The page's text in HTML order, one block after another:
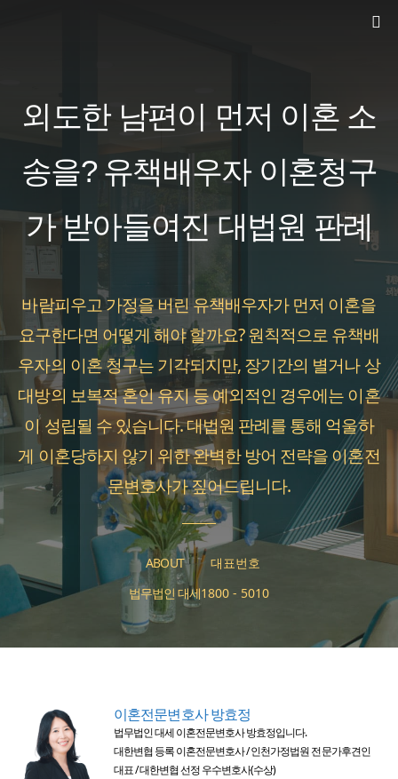
외도한 남편이 먼저 이혼 소
송을? 유책배우자 이혼청구
가 받아들여진 대법원 판례
바람피우고 가정을 버린 유책배우자가 먼저 이혼을
요구한다면 어떻게 해야 할까요? 원칙적으로 유책배
우자의 이혼 청구는 기각되지만, 장기간의 별거나 상
대방의 보복적 혼인 유지 등 예외적인 경우에는 이혼
이 성립될 수 있습니다. 대법원 판례를 통해 억울하
게 이혼당하지 않기 위한 완벽한 방어 전략을 이혼전
문변호사가 짚어드립니다.
ABOUT
법무법인 대세
대표번호
1800 - 5010
이혼전문변호사 방효정
법무법인 대세 이혼전문변호사 방효정입니다.
대한변협 등록 이혼전문변호사 / 인천가정법원 전문가후견인
대표 / 대한변협 선정 우수변호사(수상)